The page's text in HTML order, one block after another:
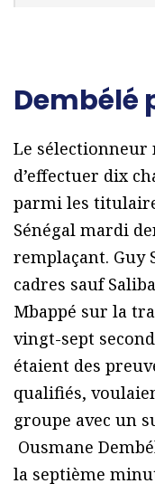
Dembélé
Le sélectionneur
d’effectuer dix
parmi les
Sénégal mardi
remplaçant. Guy
cadres sauf
Mbappé sur la
vingt-sept
étaient des
qualifiés,
groupe avec un
Ousmane
la septième